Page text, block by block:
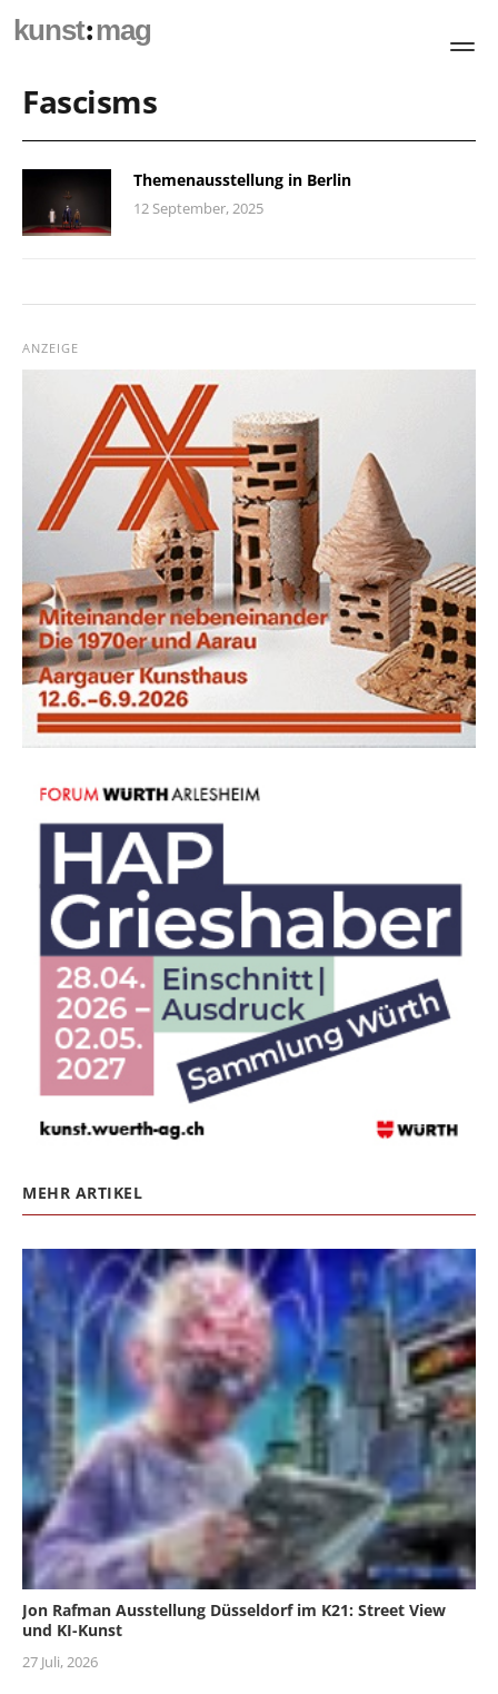
kunst:mag
Fascisms
Themenausstellung in Berlin
12 September, 2025
ANZEIGE
MEHR ARTIKEL
Jon Rafman Ausstellung Düsseldorf im K21: Street View
und KI-Kunst
27 Juli, 2026